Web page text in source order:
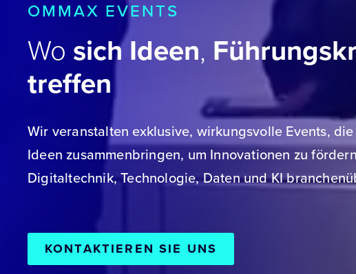
OMMAX EVENTS
Wo sich Ideen,
treffen
Wir veranstalten exklusive, wirkungsvolle Events,
Ideen zusammenbringen, um Innovationen zu
Digitaltechnik, Technologie, Daten und KI
KONTAKTIEREN SIE UNS